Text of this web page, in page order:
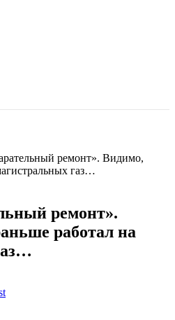
ремонт». Видимо,
газ…
ремонт».
работал на